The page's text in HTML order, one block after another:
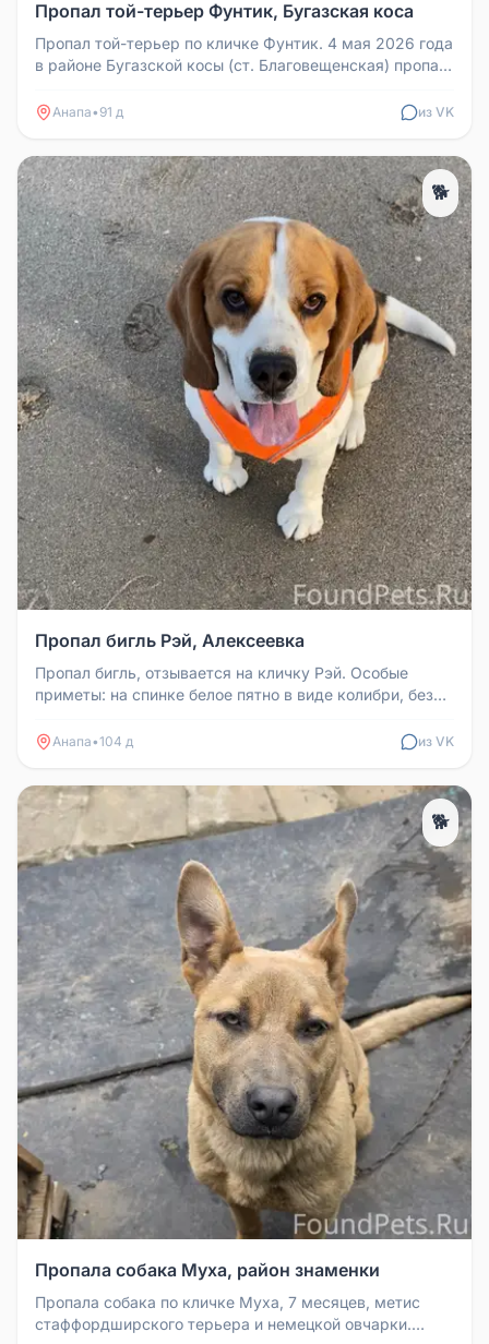
Пропал той-терьер Фунтик, Бугазская коса
Пропал той-терьер по кличке Фунтик. 4 мая 2026 года
в районе Бугазской косы (ст. Благовещенская) пропал
Анапа• 91 д из VK
🐕
Пропал бигль Рэй, Алексеевка
Пропал бигль, отзывается на кличку Рэй. Особые
приметы: на спинке белое пятно в виде колибри, без
Анапа•104 д из VK
🐕
Пропала собака Муха, район знаменки
Пропала собака по кличке Муха, 7 месяцев, метис
стаффордширского терьера и немецкой овчарки.